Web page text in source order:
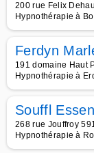
200 rue Felix
Hypnothérapie à
Ferdyn
191 domaine Haut
Hypnothérapie à
Souffl
268 rue Jouffroy
Hypnothérapie à